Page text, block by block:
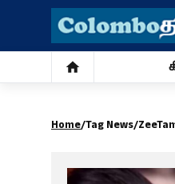
Home/Tag News/